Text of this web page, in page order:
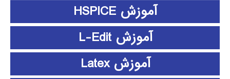
آموزش HSPICE
آموزش L-Edit
آموزش Latex